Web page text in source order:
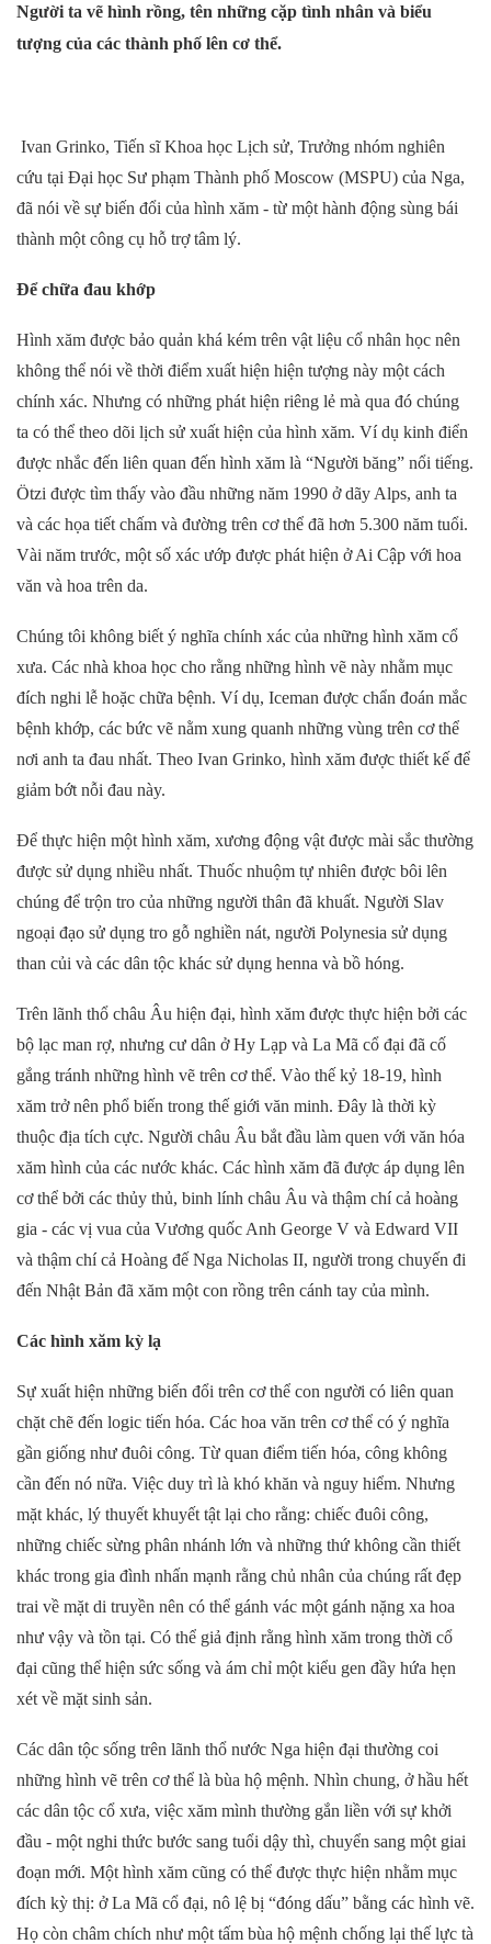
Người ta vẽ hình rồng, tên những cặp tình nhân và biểu
tượng của các thành phố lên cơ thể.
Ivan Grinko, Tiến sĩ Khoa học Lịch sử, Trưởng nhóm nghiên
cứu tại Đại học Sư phạm Thành phố Moscow (MSPU) của Nga,
đã nói về sự biến đổi của hình xăm - từ một hành động sùng bái
thành một công cụ hỗ trợ tâm lý.
Để chữa đau khớp
Hình xăm được bảo quản khá kém trên vật liệu cổ nhân học nên
không thể nói về thời điểm xuất hiện hiện tượng này một cách
chính xác. Nhưng có những phát hiện riêng lẻ mà qua đó chúng
ta có thể theo dõi lịch sử xuất hiện của hình xăm. Ví dụ kinh điển
được nhắc đến liên quan đến hình xăm là “Người băng” nổi tiếng.
Ötzi được tìm thấy vào đầu những năm 1990 ở dãy Alps, anh ta
và các họa tiết chấm và đường trên cơ thể đã hơn 5.300 năm tuổi.
Vài năm trước, một số xác ướp được phát hiện ở Ai Cập với hoa
văn và hoa trên da.
Chúng tôi không biết ý nghĩa chính xác của những hình xăm cổ
xưa. Các nhà khoa học cho rằng những hình vẽ này nhằm mục
đích nghi lễ hoặc chữa bệnh. Ví dụ, Iceman được chẩn đoán mắc
bệnh khớp, các bức vẽ nằm xung quanh những vùng trên cơ thể
nơi anh ta đau nhất. Theo Ivan Grinko, hình xăm được thiết kế để
giảm bớt nỗi đau này.
Để thực hiện một hình xăm, xương động vật được mài sắc thường
được sử dụng nhiều nhất. Thuốc nhuộm tự nhiên được bôi lên
chúng để trộn tro của những người thân đã khuất. Người Slav
ngoại đạo sử dụng tro gỗ nghiền nát, người Polynesia sử dụng
than củi và các dân tộc khác sử dụng henna và bồ hóng.
Trên lãnh thổ châu Âu hiện đại, hình xăm được thực hiện bởi các
bộ lạc man rợ, nhưng cư dân ở Hy Lạp và La Mã cổ đại đã cố
gắng tránh những hình vẽ trên cơ thể. Vào thế kỷ 18-19, hình
xăm trở nên phổ biến trong thế giới văn minh. Đây là thời kỳ
thuộc địa tích cực. Người châu Âu bắt đầu làm quen với văn hóa
xăm hình của các nước khác. Các hình xăm đã được áp dụng lên
cơ thể bởi các thủy thủ, binh lính châu Âu và thậm chí cả hoàng
gia - các vị vua của Vương quốc Anh George V và Edward VII
và thậm chí cả Hoàng đế Nga Nicholas II, người trong chuyến đi
đến Nhật Bản đã xăm một con rồng trên cánh tay của mình.
Các hình xăm kỳ lạ
Sự xuất hiện những biến đổi trên cơ thể con người có liên quan
chặt chẽ đến logic tiến hóa. Các hoa văn trên cơ thể có ý nghĩa
gần giống như đuôi công. Từ quan điểm tiến hóa, công không
cần đến nó nữa. Việc duy trì là khó khăn và nguy hiểm. Nhưng
mặt khác, lý thuyết khuyết tật lại cho rằng: chiếc đuôi công,
những chiếc sừng phân nhánh lớn và những thứ không cần thiết
khác trong gia đình nhấn mạnh rằng chủ nhân của chúng rất đẹp
trai về mặt di truyền nên có thể gánh vác một gánh nặng xa hoa
như vậy và tồn tại. Có thể giả định rằng hình xăm trong thời cổ
đại cũng thể hiện sức sống và ám chỉ một kiểu gen đầy hứa hẹn
xét về mặt sinh sản.
Các dân tộc sống trên lãnh thổ nước Nga hiện đại thường coi
những hình vẽ trên cơ thể là bùa hộ mệnh. Nhìn chung, ở hầu hết
các dân tộc cổ xưa, việc xăm mình thường gắn liền với sự khởi
đầu - một nghi thức bước sang tuổi dậy thì, chuyển sang một giai
đoạn mới. Một hình xăm cũng có thể được thực hiện nhằm mục
đích kỳ thị: ở La Mã cổ đại, nô lệ bị “đóng dấu” bằng các hình vẽ.
Họ còn châm chích như một tấm bùa hộ mệnh chống lại thế lực tà